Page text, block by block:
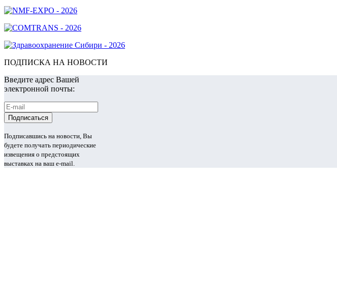
ПОДПИСКА НА НОВОСТИ
Введите адрес Вашей
электронной почты:
Подписавшись на новости, Вы
будете получать периодические
извещения о предстоящих
выставках на ваш e-mail.